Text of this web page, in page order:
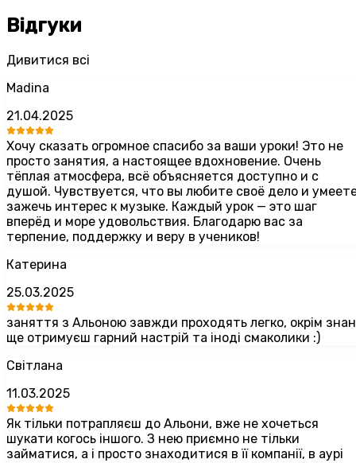
Відгуки
Дивитися всі
Madina
21.04.2025
Хочу сказать огромное спасибо за ваши уроки! Это не
просто занятия, а настоящее вдохновение. Очень
тёплая атмосфера, всё объясняется доступно и с
душой. Чувствуется, что вы любите своё дело и
зажечь интерес к музыке. Каждый урок — это шаг
вперёд и море удовольствия. Благодарю вас за
терпение, поддержку и веру в учеников!
Катерина
25.03.2025
заняття з Альоною завжди проходять легко, окрім
ще отримуєш гарний настрій та іноді смаколики :)
Світлана
11.03.2025
Як тільки потрапляєш до Альони, вже не хочеться
шукати когось іншого. З нею приємно не тільки
займатися, а і просто знаходитися в її компанії, в аурі